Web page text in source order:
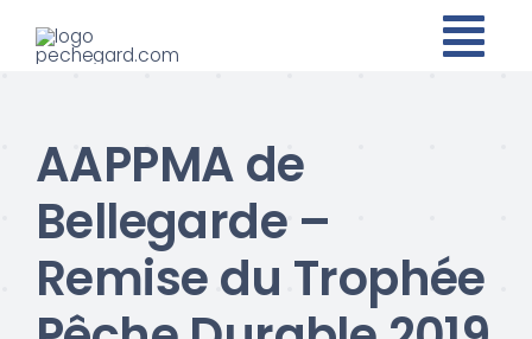
contenu
AAPPMA de
Bellegarde –
Remise du Trophée